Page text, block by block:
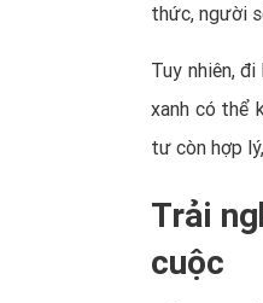
thức, người
Tuy nhiên,
xanh có thể
tư còn hợp
Trải
cuộc